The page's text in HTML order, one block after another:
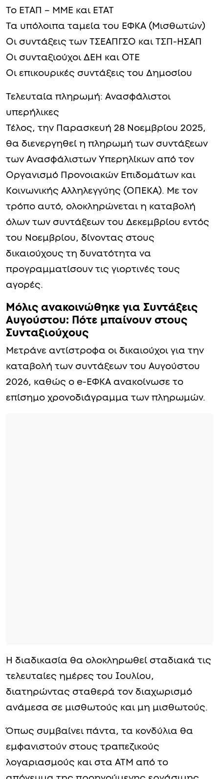
Το ΕΤΑΠ – ΜΜΕ και ΕΤΑΤ
Τα υπόλοιπα ταμεία του ΕΦΚΑ (Μισθωτών)
Οι συντάξεις των ΤΣΕΑΠΓΣΟ και ΤΣΠ-ΗΣΑΠ
Οι συνταξιούχοι ΔΕΗ και ΟΤΕ
Οι επικουρικές συντάξεις του Δημοσίου
Τελευταία πληρωμή: Ανασφάλιστοι
υπερήλικες
Τέλος, την Παρασκευή 28 Νοεμβρίου 2025,
θα διενεργηθεί η πληρωμή των συντάξεων
των Ανασφάλιστων Υπερηλίκων από τον
Οργανισμό Προνοιακών Επιδομάτων και
Κοινωνικής Αλληλεγγύης (ΟΠΕΚΑ). Με τον
τρόπο αυτό, ολοκληρώνεται η καταβολή
όλων των συντάξεων του Δεκεμβρίου εντός
του Νοεμβρίου, δίνοντας στους
δικαιούχους τη δυνατότητα να
προγραμματίσουν τις γιορτινές τους
αγορές.
Μόλις ανακοινώθηκε για Συντάξεις
Αυγούστου: Πότε μπαίνουν στους
Συνταξιούχους
Μετράνε αντίστροφα οι δικαιούχοι για την
καταβολή των συντάξεων του Αυγούστου
2026, καθώς ο e-ΕΦΚΑ ανακοίνωσε το
επίσημο χρονοδιάγραμμα των πληρωμών.
Η διαδικασία θα ολοκληρωθεί σταδιακά τις
τελευταίες ημέρες του Ιουλίου,
διατηρώντας σταθερά τον διαχωρισμό
ανάμεσα σε μισθωτούς και μη μισθωτούς.
Όπως συμβαίνει πάντα, τα κονδύλια θα
εμφανιστούν στους τραπεζικούς
λογαριασμούς και στα ΑΤΜ από το